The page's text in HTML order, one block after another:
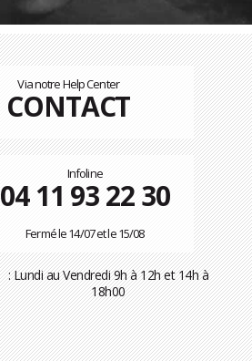
Via notre Help Center
CONTACT
Infoline
04 11 93 22 30
Fermé le 14/07 et le 15/08
: Lundi au Vendredi 9h à 12h et 14h à
18h00